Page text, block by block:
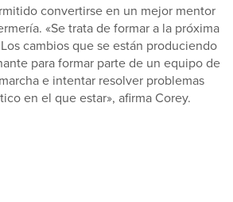
convertirse en un mejor mentor
«Se trata de formar a la próxima
cambios que se están produciendo
para formar parte de un equipo de
e intentar resolver problemas
en el que estar», afirma Corey.